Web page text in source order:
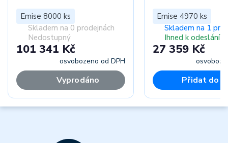
Emise 8000 ks
Skladem na 0 prodejnách
Nedostupný
101 341 Kč
osvobozeno od DPH
Vyprodáno
Emise 4970 ks
Skladem na 1
Ihned k odeslání
27 359 Kč
Přidat do